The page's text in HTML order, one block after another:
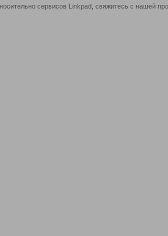
сервисов Linkpad, свяжитесь с нашей